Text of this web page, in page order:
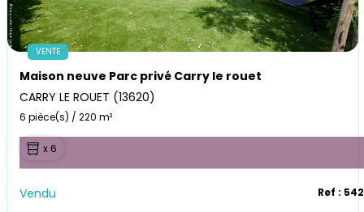
VENTE
Maison neuve Parc privé Carry le rouet
CARRY LE ROUET (13620)
6 pièce(s) / 220 m²
x 6
Vendu Ref :